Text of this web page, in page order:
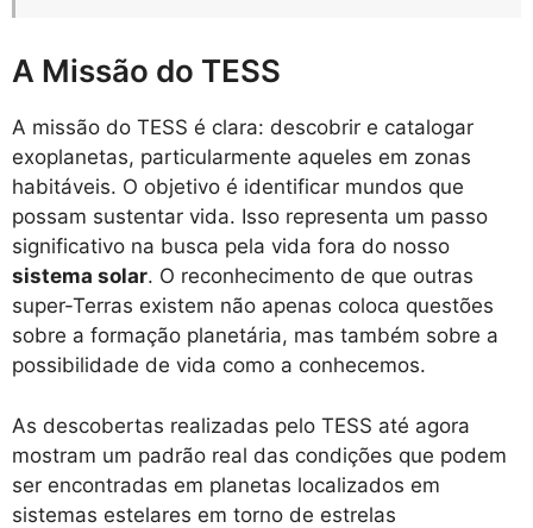
A Missão do TESS
A missão do TESS é clara: descobrir e catalogar
exoplanetas, particularmente aqueles em zonas
habitáveis. O objetivo é identificar mundos que
possam sustentar vida. Isso representa um passo
significativo na busca pela vida fora do nosso
sistema solar. O reconhecimento de que outras
super-Terras existem não apenas coloca questões
sobre a formação planetária, mas também sobre a
possibilidade de vida como a conhecemos.
As descobertas realizadas pelo TESS até agora
mostram um padrão real das condições que podem
ser encontradas em planetas localizados em
sistemas estelares em torno de estrelas